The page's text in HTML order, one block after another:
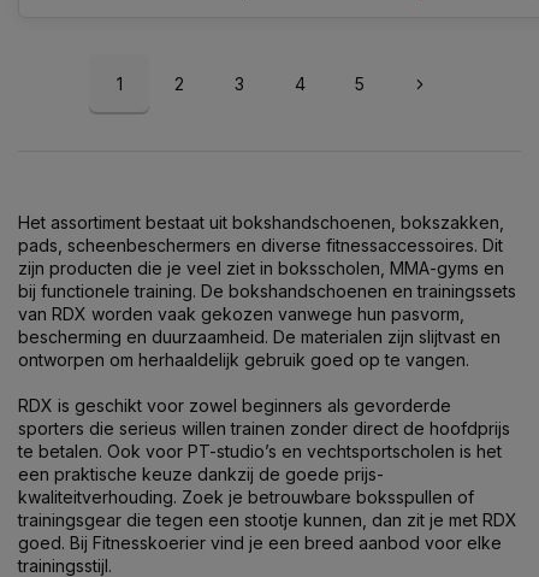
1 2 3 4 5
Het assortiment bestaat uit bokshandschoenen, bokszakken,
pads, scheenbeschermers en diverse fitnessaccessoires. Dit
zijn producten die je veel ziet in boksscholen, MMA-gyms en
bij functionele training. De bokshandschoenen en trainingssets
van RDX worden vaak gekozen vanwege hun pasvorm,
bescherming en duurzaamheid. De materialen zijn slijtvast en
ontworpen om herhaaldelijk gebruik goed op te vangen.
RDX is geschikt voor zowel beginners als gevorderde
sporters die serieus willen trainen zonder direct de hoofdprijs
te betalen. Ook voor PT-studio’s en vechtsportscholen is het
een praktische keuze dankzij de goede prijs-
kwaliteitverhouding. Zoek je betrouwbare boksspullen of
trainingsgear die tegen een stootje kunnen, dan zit je met RDX
goed. Bij Fitnesskoerier vind je een breed aanbod voor elke
trainingsstijl.